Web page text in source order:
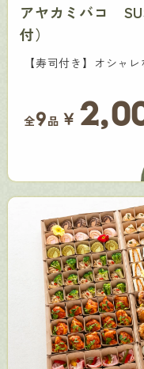
アヤカミバコ
付）
【寿司付き】オシャ
全9品 ￥